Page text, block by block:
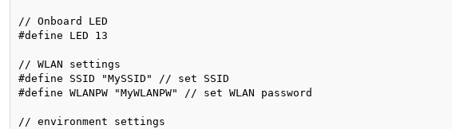
// Onboard LED
#define LED 13
// WLAN settings
#define SSID "MySSID" // set SSID
#define WLANPW "MyWLANPW" // set WLAN password
// environment settings